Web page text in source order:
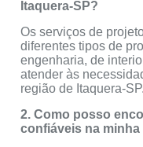
Itaquera-SP?
Os serviços de
diferentes tipos de
engenharia, de
atender às
região de Itaquera-SP.
2. Como posso
confiáveis na minha